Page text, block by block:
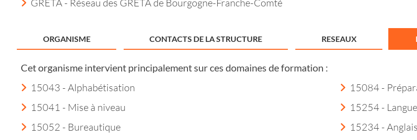
GRETA - Réseau des GRETA de Bourgogne-Franche-Comté
ORGANISME CONTACTS DE LA STRUCTURE RESEAUX
Cet organisme intervient principalement sur ces domaines de formation :
15043 - Alphabétisation
15041 - Mise à niveau
15052 - Bureautique
15084 -
15254 -
15234 - Anglais